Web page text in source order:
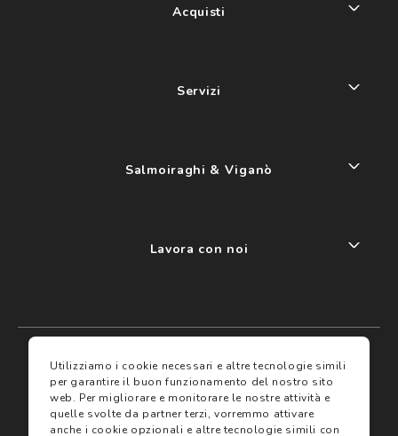
I miei preferiti
Assicurazioni
Acquisti
Servizi
Salmoiraghi & Viganò
Lavora con noi
Utilizziamo i cookie necessari e altre tecnologie simili
per garantire il buon funzionamento del nostro sito
web. Per migliorare e monitorare le nostre attività e
quelle svolte da partner terzi, vorremmo attivare
anche i cookie opzionali e altre tecnologie simili con